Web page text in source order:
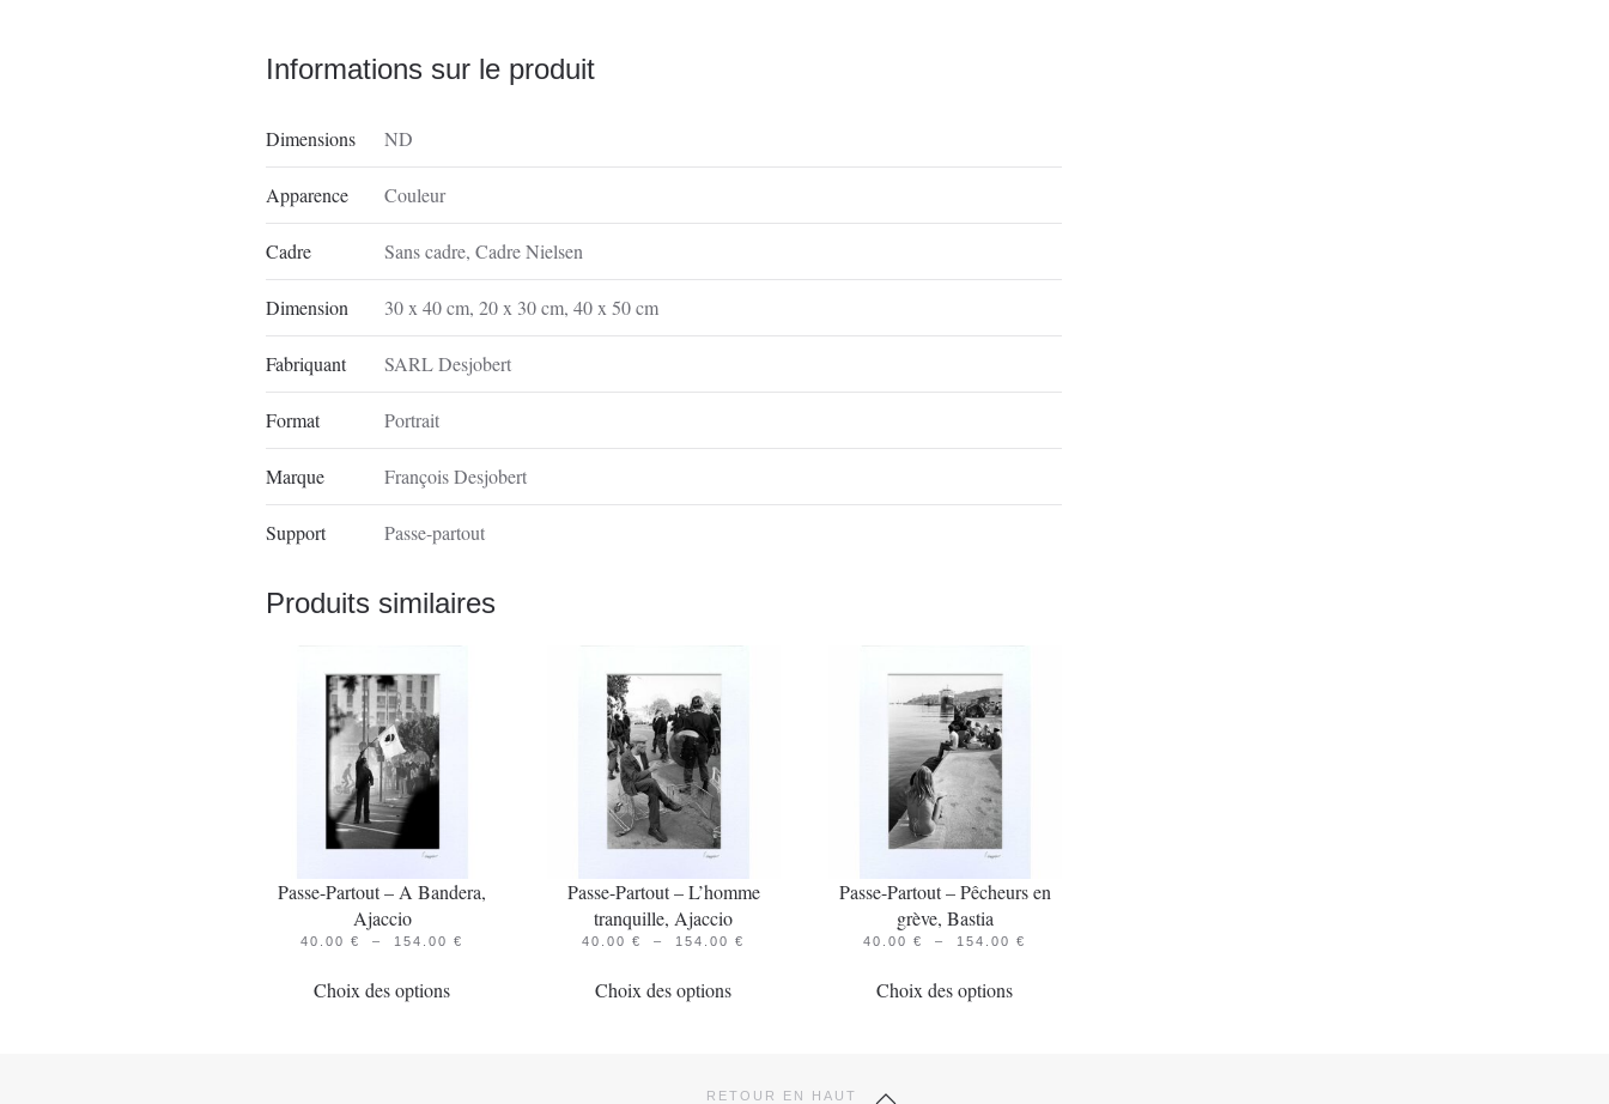
Informations sur le produit
Dimensions ND
Apparence Couleur
Cadre Sans cadre, Cadre Nielsen
Dimension 30 x 40 cm, 20 x 30 cm, 40 x 50 cm
Fabriquant SARL Desjobert
Format Portrait
Marque François Desjobert
Support Passe-partout
Produits similaires
Passe-Partout – A Bandera,
Ajaccio
40.00€ – 154.00€
Choix des optionsproduit
Passe-Partout – L’homme
tranquille, Ajaccio
40.00€ – 154.00€
Choix des optionsproduit
variations.
Passe-Partout – Pêcheurs en
grève, Bastia
40.00€ – 154.00€
Choix des optionsproduit
RETOUR EN HAUT